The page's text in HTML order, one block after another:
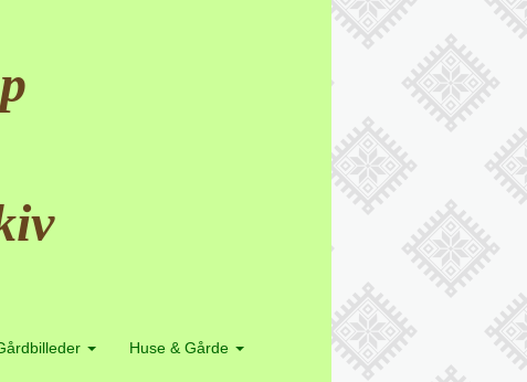
Huse & Gårde